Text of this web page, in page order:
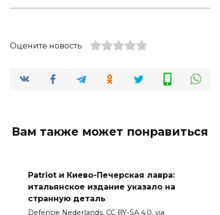
Оцените новость
Вам также может понравиться
Patriot и Киево-Печерская лавра:
итальянское издание указало на
странную деталь
Defencie Nederlands, CC BY-SA 4.0, via